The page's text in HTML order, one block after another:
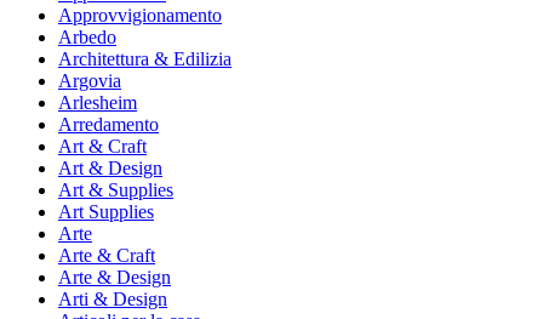
Approvvigionamento
Arbedo
Architettura & Edilizia
Argovia
Arlesheim
Arredamento
Art & Craft
Art & Design
Art & Supplies
Art Supplies
Arte
Arte & Craft
Arte & Design
Arti & Design